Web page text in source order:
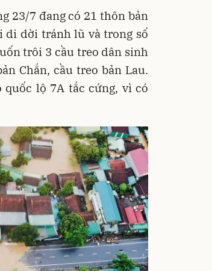
23/7 đang có 21 thôn bản
di dời tránh lũ và trong số
trôi 3 cầu treo dân sinh
Chắn, cầu treo bản Lau.
quốc lộ 7A tắc cứng, vì có